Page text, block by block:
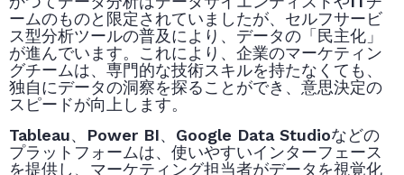
ームのものと限定されていましたが、セルフサービ
ス型分析ツールの普及により、データの「民主化」
が進んでいます。これにより、企業のマーケティン
グチームは、専門的な技術スキルを持たなくても、
独自にデータの洞察を探ることができ、意思決定の
スピードが向上します。
Tableau、Power BI、Google Data Studioなどの
プラットフォームは、使いやすいインターフェース
を提供し、マーケティング担当者がデータを視覚化